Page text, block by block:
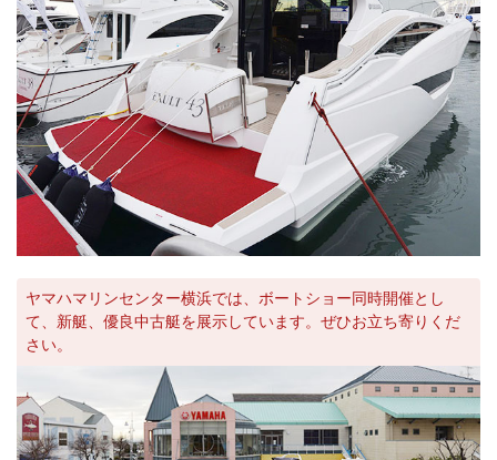
ヤマハマリンセンター横浜では、ボートショー同時開催とし
て、新艇、優良中古艇を展示しています。ぜひお立ち寄りくだ
さい。